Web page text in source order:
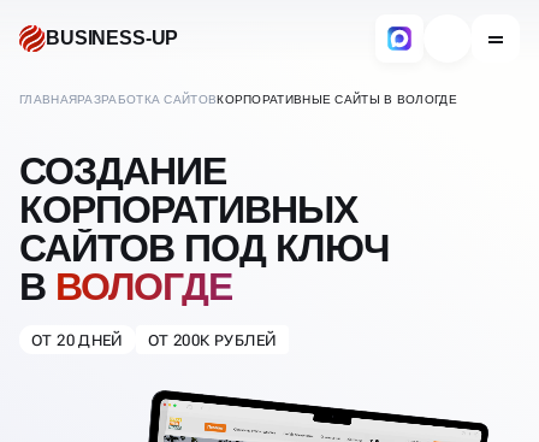
BUSINESS-UP
ГЛАВНАЯРАЗРАБОТКА САЙТОВКОРПОРАТИВНЫЕ САЙТЫ В ВОЛОГДЕ
СОЗДАНИЕ
КОРПОРАТИВНЫХ
САЙТОВ ПОД КЛЮЧ
В ВОЛОГДЕ
ОТ 20 ДНЕЙ ОТ 200К РУБЛЕЙ